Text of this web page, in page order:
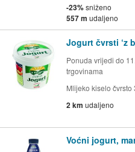
-23%sniženo
557 m udaljeno
Jogurt čvrsti ‘z
Ponuda vrijedi do
trgovinama
Mlijeko kiselo čvrsto
2 km udaljeno
Voćni jogurt,